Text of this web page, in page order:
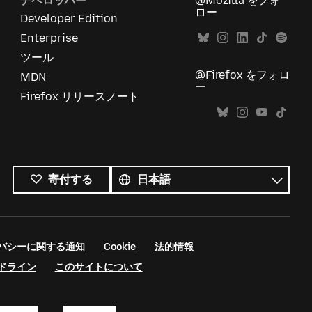
Developer Edition
Enterprise
ツール
MDN
Firefox リリースノート
ロー
@Firefox をフォロ
ー
寄付する
べ
て
の
言
語
シーに関する通知 Cookie
法的情報
ライン
このサイトについて